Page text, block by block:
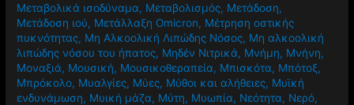
Μεταβολικά ισοδύναμα, Μεταβολισμός, Μετάδοση,
Μετάδοση ιού, Μετάλλαξη Omicron, Μέτρηση οστικής
πυκνότητας, Μη Αλκοολική Λιπώδης Νόσος, Μη αλκοολική
λιπώδης νόσου του ήπατος, Μηδέν Νιτρικά, Μνήμη, Μνήνη,
Μοναξιά, Μουσική, Μουσικοθεραπεία, Μπισκότα, Μπότοξ,
Μπρόκολο, Μυαλγίες, Μύες, Μύθοι και αλήθειες, Μυϊκή
ενδυνάμωση, Μυική μάζα, Μύτη, Μυωπία, Νεότητα, Νερό,